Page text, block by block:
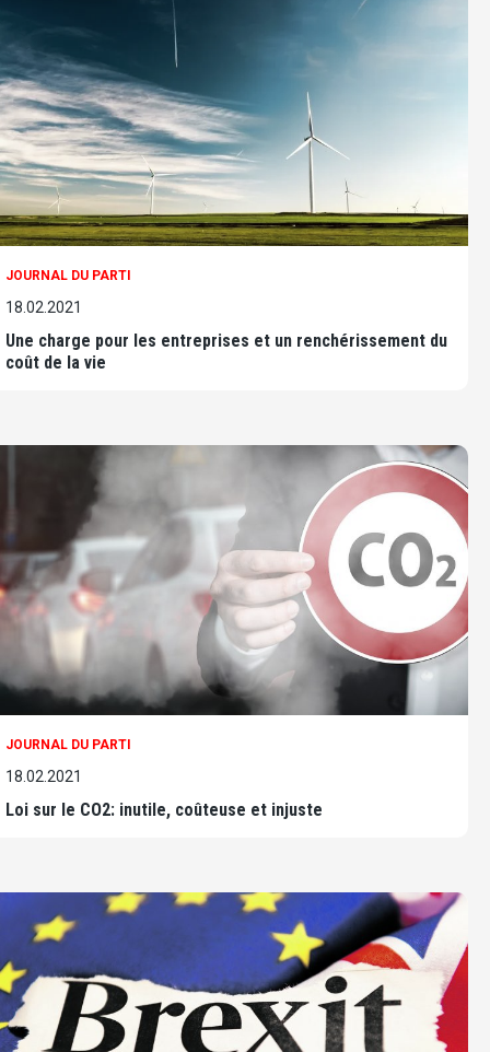
JOURNAL DU PARTI
18.02.2021
Une charge pour les entreprises et un renchérissement du
coût de la vie
JOURNAL DU PARTI
18.02.2021
Loi sur le CO2: inutile, coûteuse et injuste